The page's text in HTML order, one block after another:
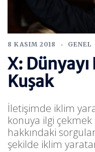
8 KASIM 2018 GENEL
X:
Kuşak
İletişimde iklim
konuya ilgi çekmek
hakkındaki
şekilde iklim